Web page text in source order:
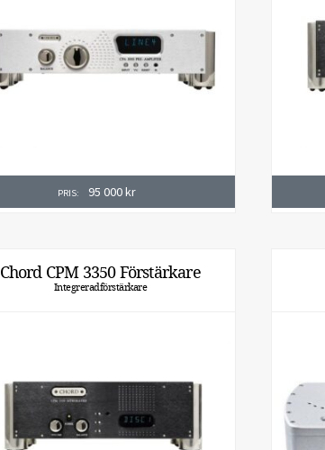
PRIS: 95 000kr
Chord CPM 3350 Förstärkare
Integreradförstärkare